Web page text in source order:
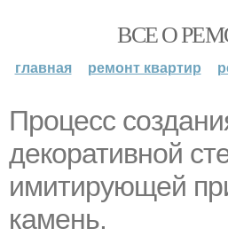
ВСЕ О
главная ремонт квартир
Процесс
декоративной
имитирующей
камень.